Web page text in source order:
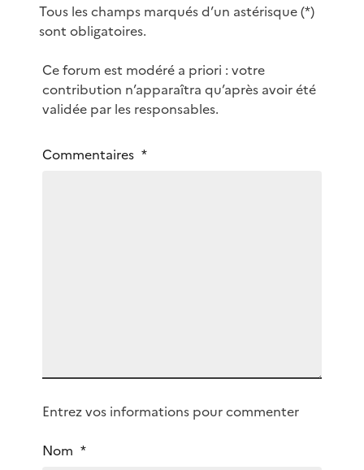
Tous les champs marqués d’un astérisque (*)
sont obligatoires.
m
o
d
r
i
Ce forum est modéré a priori : votre
contribution n’apparaîtra qu’après avoir été
validée par les responsables.
V
Commentaires *
u
ê
Entrez vos informations pour commenter
Nom *